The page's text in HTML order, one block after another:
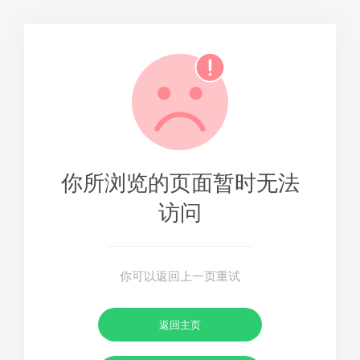
你所浏览的页面暂时无法
访问
你可以返回上一页重试
返回主页